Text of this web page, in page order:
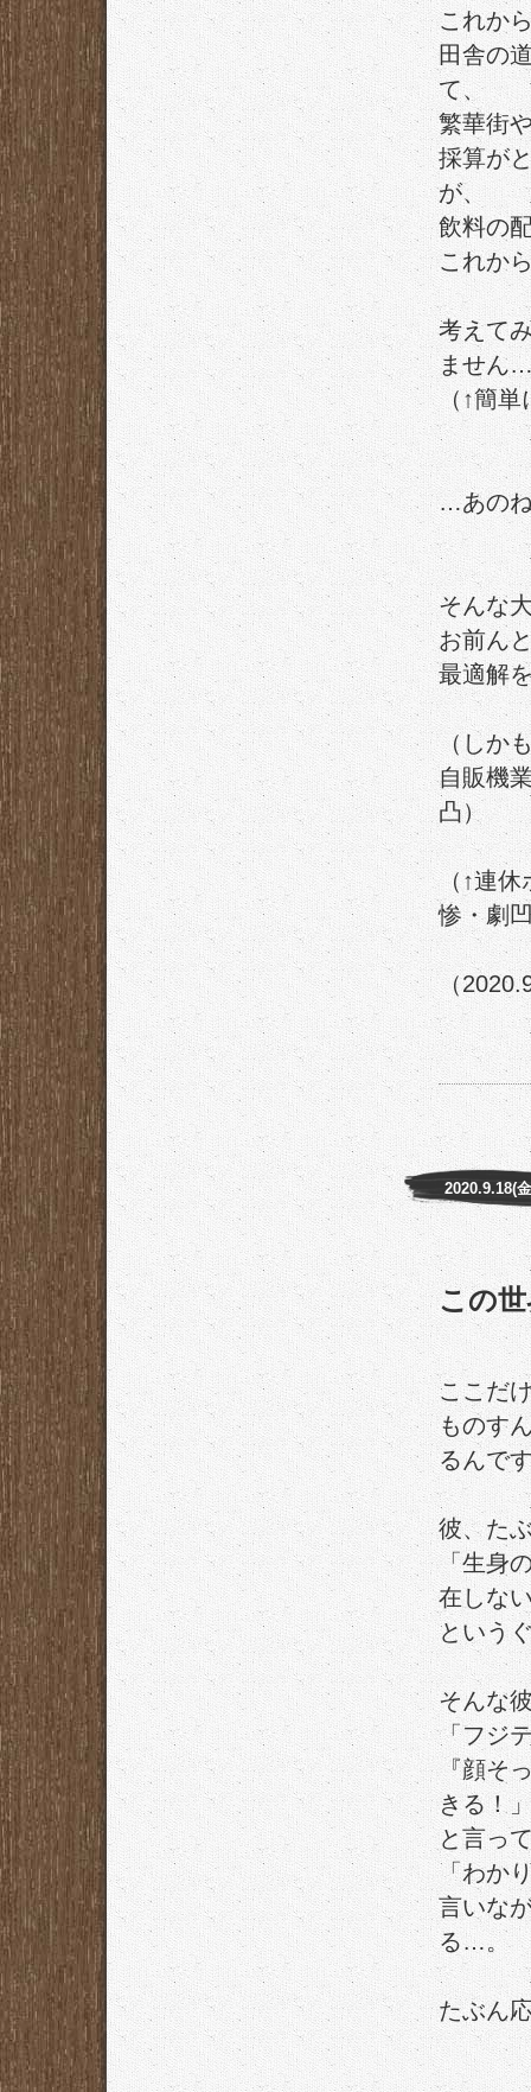
これか
田舎の
て、
繁華街
採算が
が、
飲料の
これか
考えて
ません
（↑簡単
…あの
そんな
お前ん
最適解
（しか
自販機
凸）
（↑連休
惨・劇
（
2020.9.18(
この
ここだ
ものす
るんで
彼、た
「生身
在しな
という
そんな
「フジ
『顔そ
きる！
と言っ
「わか
言いな
る…。
たぶん